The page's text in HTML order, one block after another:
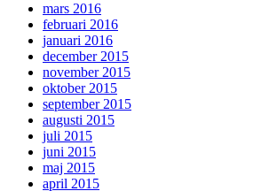
mars 2016
februari 2016
januari 2016
december 2015
november 2015
oktober 2015
september 2015
augusti 2015
juli 2015
juni 2015
maj 2015
april 2015